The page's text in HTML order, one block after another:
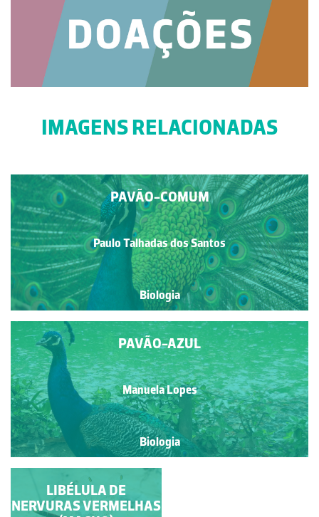
IMAGENS RELACIONADAS
PAVÃO-COMUM
Paulo Talhadas dos Santos
Biologia
PAVÃO-AZUL
Manuela Lopes
Biologia
BORBOLETA COM
ASAS AZUIS
LIBÉLULA DE
NERVURAS VERMELHAS